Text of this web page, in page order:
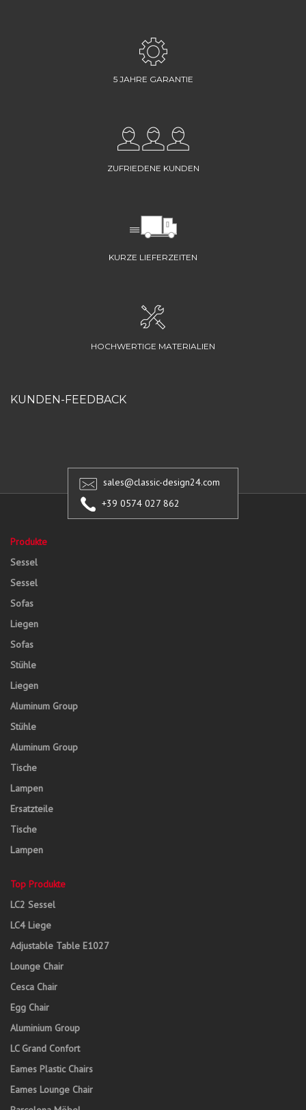
5 JAHRE GARANTIE
ZUFRIEDENE KUNDEN
KURZE LIEFERZEITEN
HOCHWERTIGE MATERIALIEN
KUNDEN-FEEDBACK
sales@classic-design24.com
+39 0574 027 862
Produkte
Sessel
Sessel
Sofas
Liegen
Sofas
Stühle
Liegen
Aluminum Group
Stühle
Aluminum Group
Tische
Lampen
Ersatzteile
Tische
Lampen
Top Produkte
LC2 Sessel
LC4 Liege
Adjustable Table E1027
Lounge Chair
Cesca Chair
Egg Chair
Aluminium Group
LC Grand Confort
Eames Plastic Chairs
Eames Lounge Chair